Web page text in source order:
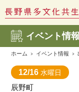
イベント情報
ホーム イベント情報
12/16 水曜日
辰野町